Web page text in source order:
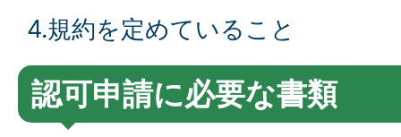
4.規約を定めていること
認可申請に必要な書類